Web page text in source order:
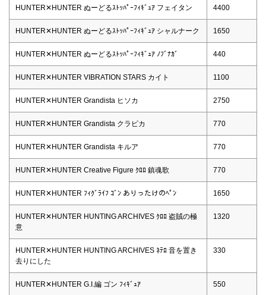
HUNTER✕HUNTER ぬーどるｽﾄｯﾊﾟｰﾌｨｷﾞｭｱ フェイタン 4400
HUNTER✕HUNTER ぬーどるｽﾄｯﾊﾟｰﾌｨｷﾞｭｱ シャルナーク 1650
HUNTER✕HUNTER ぬーどるｽﾄｯﾊﾟｰﾌｨｷﾞｭｱ ﾉﾌﾞﾅｶﾞ 440
HUNTER✕HUNTER VIBRATION STARS カイト 1100
HUNTER✕HUNTER Grandista ヒソカ 2750
HUNTER✕HUNTER Grandista クラピカ 770
HUNTER✕HUNTER Grandista キルア 770
HUNTER✕HUNTER Creative Figure ｸﾛﾛ 鎮魂歌 770
HUNTER✕HUNTER ﾌｨｸﾞﾗｲﾌ ｺﾞﾝ ありったけのﾍﾟﾝ 1650
HUNTER✕HUNTER HUNTING ARCHIVES ｸﾛﾛ 盗賊の極
意
1320
HUNTER✕HUNTER HUNTING ARCHIVES ﾈﾃﾛ 音を置き
去りにした
330
HUNTER✕HUNTER G.I.編 ゴン ﾌｨｷﾞｭｱ 550